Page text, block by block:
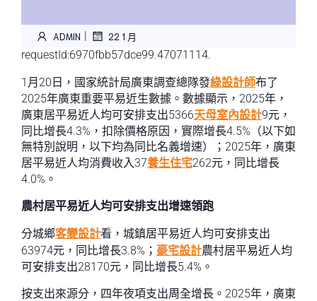
ADMIN | 22 1 月
requestId:6970fbb57dce99.47071114.
1月20日，國家統計局廣東調查總隊發綠設計師布了
2025年廣東重要平易近生數據。數據顯示，2025年，
廣東居平易近人均可安排支出5366天母室內設計9元，
同比增長4.3%，扣除價格原因，實際增長4.5%（以下如
無特別說明，以下均為同比名義增速）；2025年，廣東
居平易近人均消費收入37養生住宅262元，同比增長
4.0%。
農村居平易近人均可安排支出增速領跑
分城鄉客變設計看，城鎮居平易近人均可安排支出
63974元，同比增長3.8%； 豪宅設計農村居平易近人均
可安排支出28170元，同比增長5.4%。
按支出來源分，四年夜項支出周全增長。2025年，廣東